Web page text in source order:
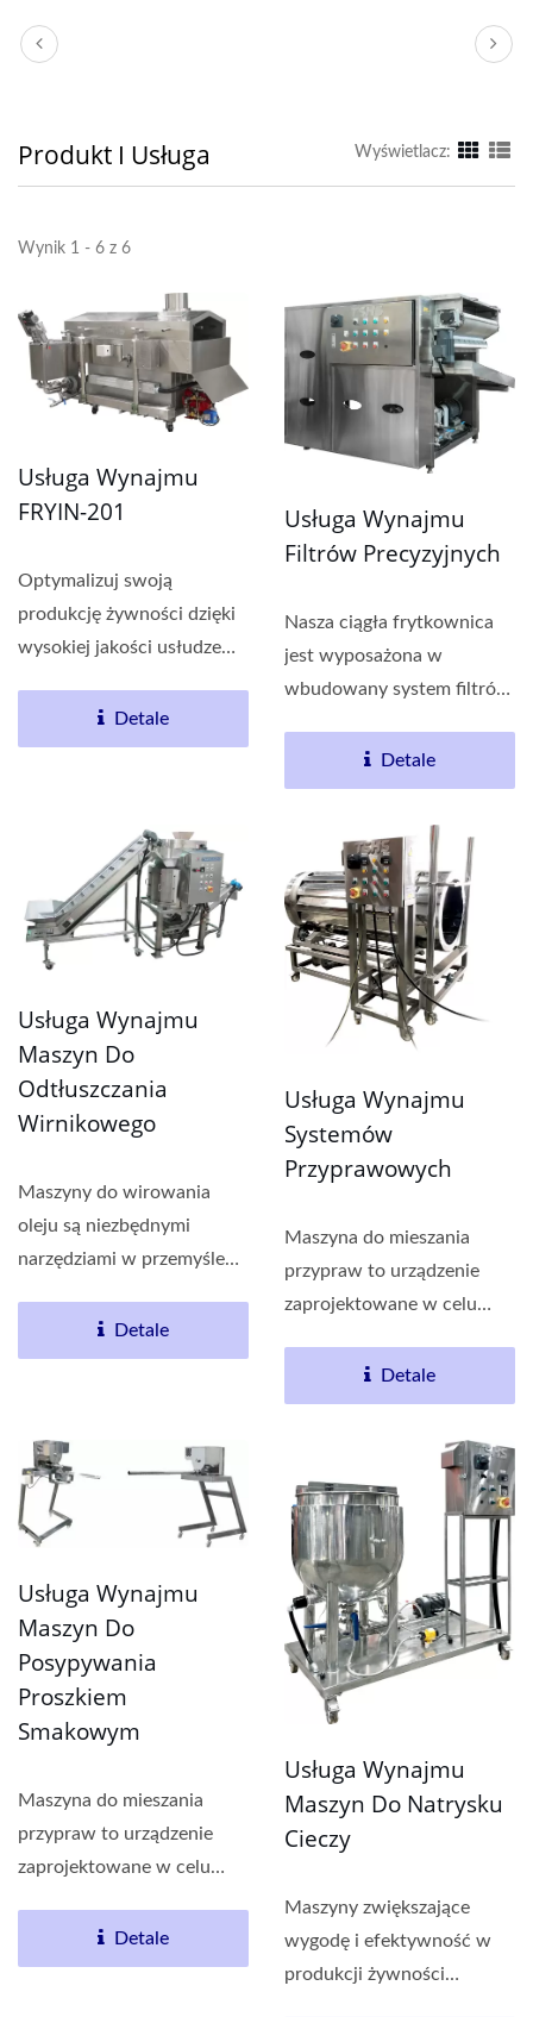
Produkt I Usługa Wyświetlacz:
Wynik 1 - 6 z 6
Usługa Wynajmu
FRYIN-201
Optymalizuj swoją
produkcję żywności dzięki
wysokiej jakości usłudze
Detale
Usługa Wynajmu
Filtrów Precyzyjnych
Nasza ciągła frytkownica
jest wyposażona w
wbudowany system filtrów
Detale
Usługa Wynajmu
Maszyn Do
Odtłuszczania
Wirnikowego
Maszyny do wirowania
oleju są niezbędnymi
narzędziami w przemyśle
Detale
Usługa Wynajmu
Systemów
Przyprawowych
Maszyna do mieszania
przypraw to urządzenie
zaprojektowane w celu
mieszania...
Detale
Usługa Wynajmu
Maszyn Do
Posypywania
Proszkiem
Smakowym
Maszyna do mieszania
przypraw to urządzenie
zaprojektowane w celu
produkcji...
Detale
Usługa Wynajmu
Maszyn Do Natrysku
Cieczy
Maszyny zwiększające
wygodę i efektywność w
produkcji żywności